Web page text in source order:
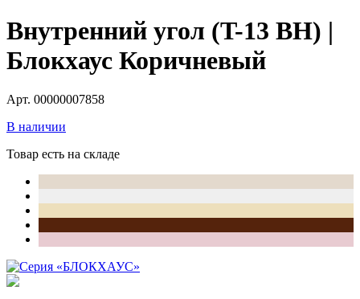
Внутренний угол (T-13 BH) |
Блокхаус Коричневый
Арт. 00000007858
В наличии
Товар есть на складе